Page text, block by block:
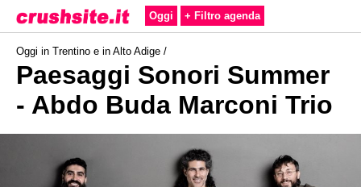
Oggi + Filtro agenda
Oggi in Trentino e in Alto Adige /
Paesaggi Sonori Summer
- Abdo Buda Marconi Trio